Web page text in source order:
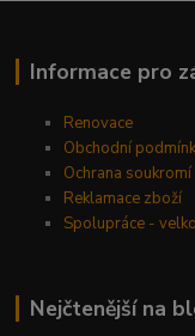
Informace pro
Renovace
Obchodní
Ochrana soukromí
Reklamace zboží
Spolupráce -
Nejčtenější na